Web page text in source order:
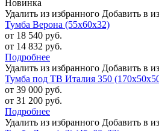
Новинка
Удалить из избранного Добавить в
Тумба Верона (55х60х32)
от 18 540 руб.
от 14 832 руб.
Подробнее
Удалить из избранного Добавить в
Тумба под ТВ Италия 350
от 39 000 руб.
от 31 200 руб.
Подробнее
Удалить из избранного Добавить в